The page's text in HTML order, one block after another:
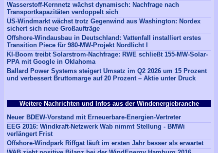
Weitere Nachrichten und Infos aus der Windenergiebranche
Neuer BDEW-Vorstand mit Erneuerbare-Energien-Vertreter
EEG 2016: Windkraft-Netzwerk Wab nimmt Stellung - BMWi
verlängert Frist
Offshore-Windpark Riffgat läuft im ersten Jahr besser als erwartet
Wasserstoff-Kernnetz wächst dynamisch: Nachfrage nach
Transportkapazitäten verdoppelt sich
US-Windmarkt wächst trotz Gegenwind aus Washington: Nordex
sichert sich neue Großaufträge
Offshore-Windausbau in Deutschland: Vattenfall installiert erstes
Transition Piece für 980-MW-Projekt Nordlicht I
KI-Boom treibt Solarstrom-Nachfrage: RWE schließt 155-MW-Solar-
PPA mit Google in Oklahoma
Ballard Power Systems steigert Umsatz im Q2 2026 um 15 Prozent
und verbessert Bruttomarge auf 20 Prozent – Aktie unter Druck